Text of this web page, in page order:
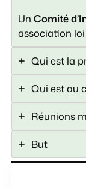
UnComité
association loi
Qui est la
Qui est au
Réunions
But